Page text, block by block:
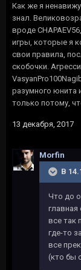
Как же я
знал.
вроде
игры, которые я
свои правила,
скобочки.
разумного юнита
только потому,
13 декабря, 2017
Morfin
В
Что до
главная
все так
где-то
все
(кто бы